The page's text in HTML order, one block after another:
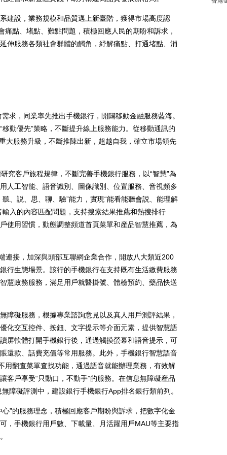
設，業務規模和品質邁上新臺階，獲得市場高度認
痛點、堵點、難點問題，積極回應人民的期盼和訴求，
伸服務各類社會群體的觸角，紓解痛點、打通堵點、消
，同業率先推出手機銀行，開闢移動金融服務藍海。
動優先”策略，不斷提升線上服務能力。從移動通訊的
大服務升級，不斷推陳出新，超越自我，確立市場領先
客戶旅程規律，不斷完善手機銀行服務，以“智慧”為
人工智能、語音識別、圖像識別、位置服務、音視頻多
、説、思、聊、驗”能力，實現“能看能聽會説、能理解
入的內容匹配問題，支持搜索結果推薦和熱搜排行
使用習慣，動態調整頻道首頁菜單和産品智慧推薦，為
接，加深與頭部互聯網企業合作，開放八大類近200
行生態場景。該行的手機銀行在支持既有生活繳費服務
慧政務服務，滿足用戶就醫掛號、體檢預約、藥品快送
礙服務，根據專業諮詢意見以及真人用戶測評結果，
化交互控件、按鈕、文字提示等介面元素，提供智慧語
屏軟體打開手機銀行後，通過觸摸螢幕和語音提示，可
還款、話費充值等常用服務。此外，手機銀行智慧語音
用翻查菜單查找功能，通過語音就能辦理業務，有效解
客戶享受“只動口，不動手”的服務。在信息無障礙産品
障礙評測中，建設銀行手機銀行App排名銀行類前列。
的服務理念，積極回應客戶期盼與訴求，把數字化金
，手機銀行用戶數、下載量、月活躍用戶MAU等主要指